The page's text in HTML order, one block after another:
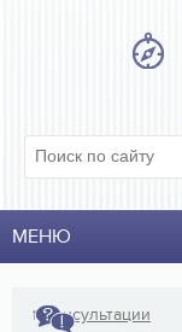
МЕНЮ
↑Консультации